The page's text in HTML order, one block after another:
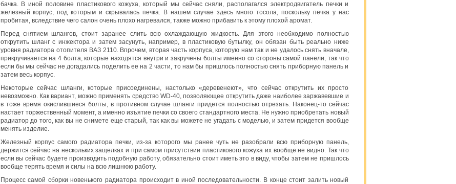
бачка. В иной половине пластикового кожуха, который мы сейчас сняли, располагался электродвигатель печки и
железный корпус, под которым и скрывалась печка. В нашем случае здесь много тосола, поскольку печка у нас
пробитая, вследствие чего салон очень плохо нагревался, также можно прибавить к этому плохой аромат.
Перед снятием шлангов, стоит заранее слить всю охлаждающую жидкость. Для этого необходимо полностью
открутить шланг с инжектора и затем засунуть, например, в пластиковую бутылку, он обязан быть реально ниже
уровня радиатора отопителя ВАЗ 2110. Впрочем, вторая часть корпуса, которую нам так и не удалось снять вначале,
прикручивается на 4 болта, которые находятся внутри и закручены болты именно со стороны самой панели, так что
если бы мы сейчас не догадались поделить ее на 2 части, то нам бы пришлось полностью снять приборную панель и
затем весь корпус.
Некоторые сейчас шланги, которые присоединены, настолько «деревенеют», что сейчас открутить их просто
невозможно. Как вариант, можно применять средство WD-40, позволяющее открутить даже наиболее заржавевшие и
в тоже время окислившиеся болты, в противном случае шланги придется полностью отрезать. Наконец-то сейчас
настает торжественный момент, а именно изъятие печки со своего стандартного места. Не нужно приобретать новый
радиатор до того, как вы не снимете еще старый, так как вы можете не угадать с моделью, и затем придется вообще
менять изделие.
Железный корпус самого радиатора печки, из-за которого мы ранее чуть не разобрали всю приборную панель,
держится сейчас на нескольких защелках и при самом присутствии пластикового кожуха их вообще не видно. Так что
если вы сейчас будете производить подобную работу, обязательно стоит иметь это в виду, чтобы затем не пришлось
вообще терять время и силы на всю лишнюю работу.
Процесс самой сборки новенького радиатора происходит в иной последовательности. В конце стоит залить новый